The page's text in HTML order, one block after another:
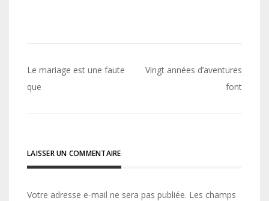
Navigation
de
Le mariage est une faute
que
Vingt années d’aventures
font
LAISSER UN COMMENTAIRE
Votre adresse e-mail ne sera pas publiée. Les champs